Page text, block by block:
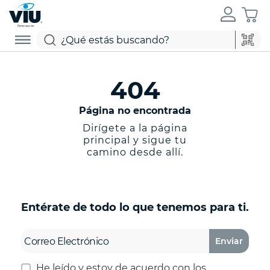
404
Página no encontrada
Dirígete a la página
principal y sigue tu
camino desde allí.
Entérate de todo lo que tenemos para ti.
Enviar